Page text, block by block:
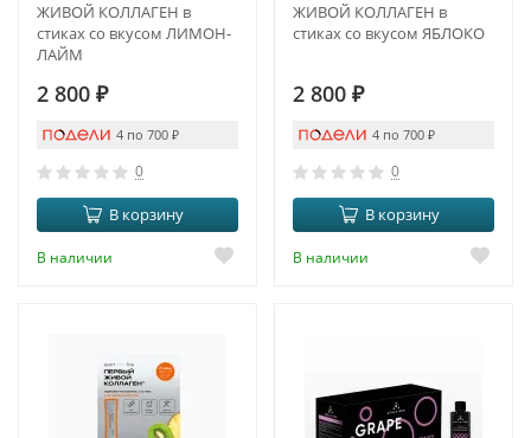
ЖИВОЙ КОЛЛАГЕН в
стиках со вкусом ЛИМОН-
ЛАЙМ
2 800 ₽
4 по 700 ₽
0
В корзину
В наличии
ЖИВОЙ КОЛЛАГЕН в
стиках со вкусом ЯБЛОКО
2 800 ₽
4 по 700 ₽
0
В корзину
В наличии